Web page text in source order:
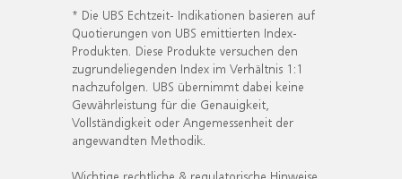
* Die UBS Echtzeit- Indikationen basieren auf
Quotierungen von UBS emittierten Index-
Produkten. Diese Produkte versuchen den
zugrundeliegenden Index im Verhältnis 1:1
nachzufolgen. UBS übernimmt dabei keine
Gewährleistung für die Genauigkeit,
Vollständigkeit oder Angemessenheit der
angewandten Methodik.